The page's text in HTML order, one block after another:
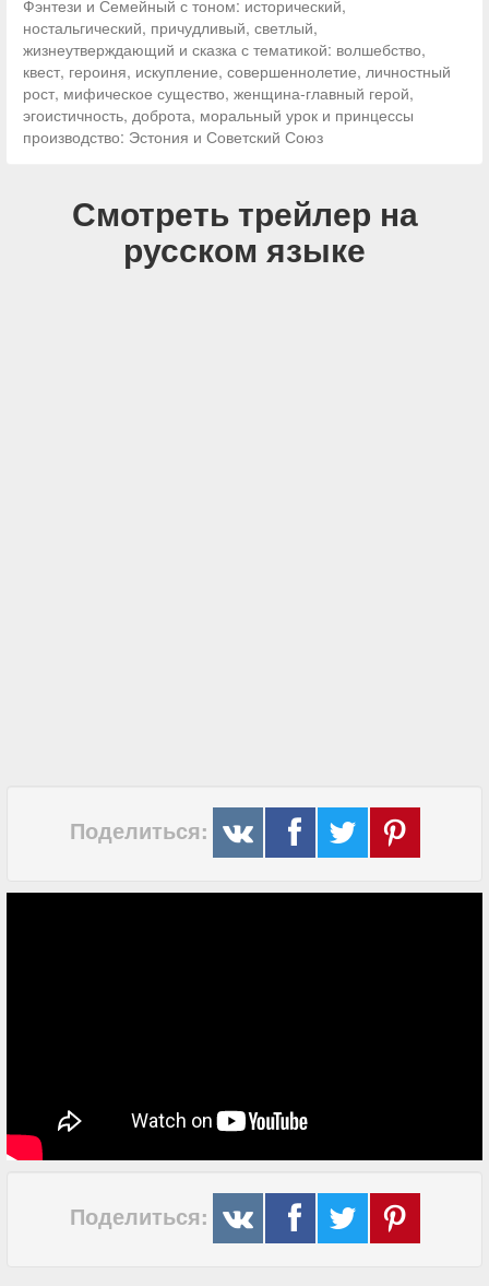
Фэнтези и Семейный с тоном: исторический,
ностальгический, причудливый, светлый,
жизнеутверждающий и сказка с тематикой: волшебство,
квест, героиня, искупление, совершеннолетие, личностный
рост, мифическое существо, женщина-главный герой,
эгоистичность, доброта, моральный урок и принцессы
производство: Эстония и Советский Союз
Смотреть трейлер на
русском языке
Поделиться:
Поделиться: